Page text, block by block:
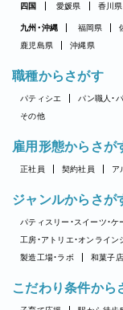
四国 愛媛県 香川県
九州・沖縄 福岡県
鹿児島県
沖縄県
職種からさがす
パティシエ パン職人・
その他
雇用形態からさが
正社員 契約社員 ア
ジャンルからさが
パティスリー・スイーツ・ケ
工房・アトリエ・オンライン
製造工場・ラボ
和菓子店
こだわり条件から